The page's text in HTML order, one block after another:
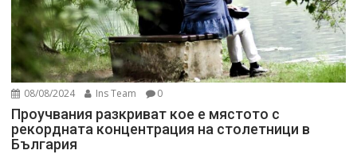
08/08/2024 Ins Team 0
Проучвания разкриват кое е мястото с
рекордната концентрация на столетници в
България